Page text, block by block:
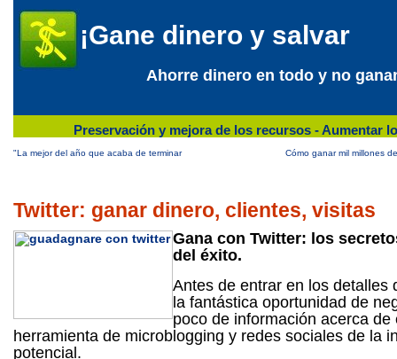
¡Gane dinero y salvar
Ahorre dinero en todo y no
Preservación y mejora de los recursos - Aumentar
"La mejor del año que acaba de terminar Cómo ganar mil millones
Twitter: ganar dinero, clientes, visitas
Gana con Twitter: los
del éxito.
Antes de entrar en los detalles
la fantástica oportunidad de
poco de información acerca de
herramienta de microblogging y redes sociales de la
potencial.